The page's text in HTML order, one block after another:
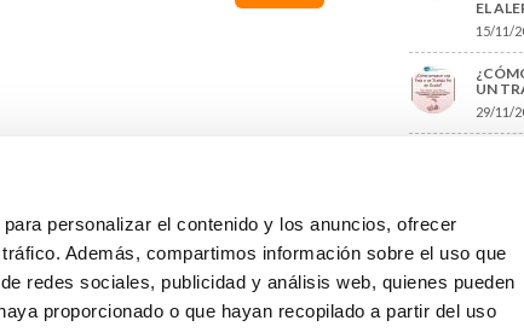
personalizar el contenido y los anuncios, ofrecer
Además, compartimos información sobre el uso que
redes sociales, publicidad y análisis web, quienes pueden
proporcionado o que hayan recopilado a partir del uso
EL
15/11/
UN
29/11/
protección de